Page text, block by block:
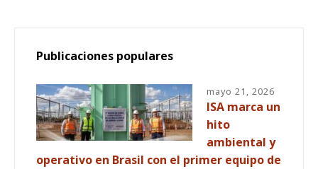
Publicaciones populares
mayo 21, 2026
ISA marca un
hito
ambiental y
operativo en Brasil con el primer equipo de